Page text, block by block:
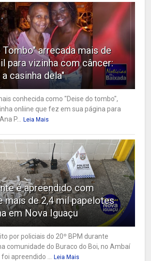
Tombo" arrecada mais de
para vizinha com câncer:
casinha dela"
conhecida como "Deise do tombo",
onliine que fez em sua página para
P...
Leia Mais
é apreendido com
mais de 2,4 mil papelotes
em Nova Iguaçu
por policiais do 20º BPM durante
comunidade do Buraco do Boi, no Ambaí
apreendido ...
Leia Mais